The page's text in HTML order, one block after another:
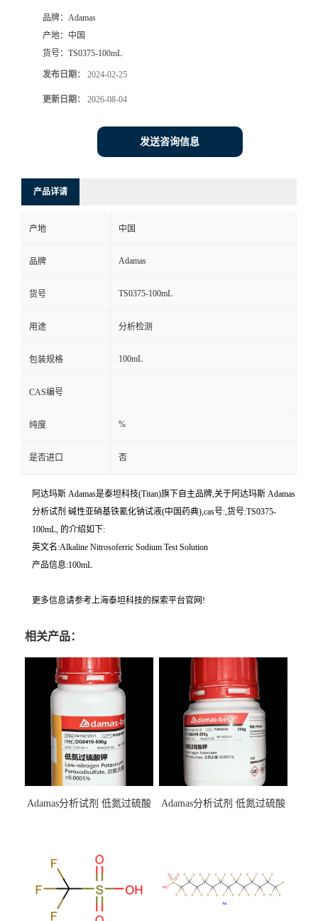
品牌： Adamas
产地： 中国
货号： TS0375-100mL
发布日期： 2024-02-25
更新日期： 2026-08-04
发送咨询信息
产品详请
产地 中国
品牌 Adamas
货号 TS0375-100mL
用途 分析检测
包装规格 100mL
CAS编号
纯度 %
是否进口 否
阿达玛斯 Adamas是泰坦科技(Titan)旗下自主品牌,关于阿达玛斯 Adamas
分析试剂 碱性亚硝基铁氰化钠试液(中国药典),cas号:,货号:TS0375-
100mL, 的介绍如下:
英文名:Alkaline Nitrosoferric Sodium Test Solution
产品信息:100mL
更多信息请参考上海泰坦科技的探索平台官网!
相关产品：
Adamas分析试剂 低氮过硫酸
（泰坦现货供应）
Adamas分析试剂 低氮过硫酸